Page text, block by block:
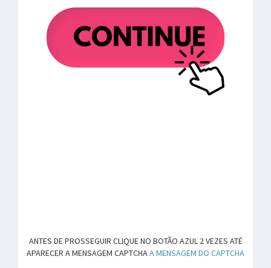
ANTES DE PROSSEGUIR CLIQUE NO BOTÃO AZUL 2 VEZES ATÉ
APARECER A MENSAGEM CAPTCHAA MENSAGEM DO CAPTCHA